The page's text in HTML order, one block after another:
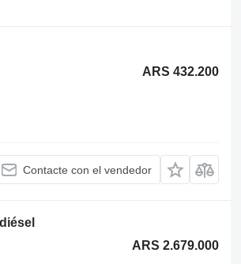
ARS 432.200
Contacte con el vendedor
ARS 2.679.000